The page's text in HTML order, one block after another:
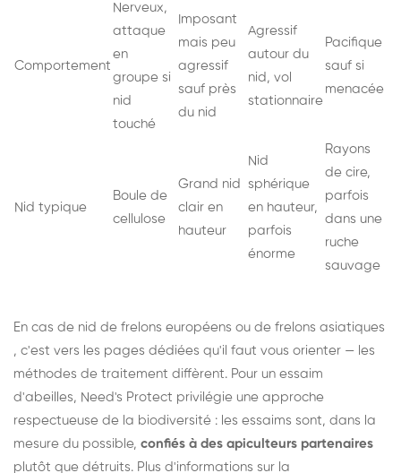
Comportement
Nerveux,
attaque
en
groupe si
nid
touché
Imposant
mais peu
agressif
sauf près
du nid
Agressif
autour du
nid, vol
stationnaire
Pacifique
sauf si
menacée
Nid typique
Boule de
cellulose
Grand nid
clair en
hauteur
Nid
sphérique
en hauteur,
parfois
énorme
Rayons
de cire,
parfois
dans une
ruche
sauvage
En cas de nid de frelons européens ou de frelons asiatiques
, c'est vers les pages dédiées qu'il faut vous orienter — les
méthodes de traitement diffèrent. Pour un essaim
d'abeilles, Need's Protect privilégie une approche
respectueuse de la biodiversité : les essaims sont, dans la
mesure du possible, confiés à des apiculteurs partenaires
plutôt que détruits. Plus d'informations sur la